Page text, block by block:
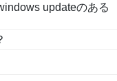
updateのある